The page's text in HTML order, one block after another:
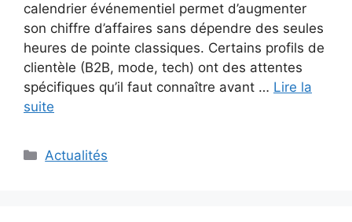
calendrier événementiel permet d’augmenter
son chiffre d’affaires sans dépendre des seules
heures de pointe classiques. Certains profils de
clientèle (B2B, mode, tech) ont des attentes
spécifiques qu’il faut connaître avant … Lire la
suite
Catégories
Actualités